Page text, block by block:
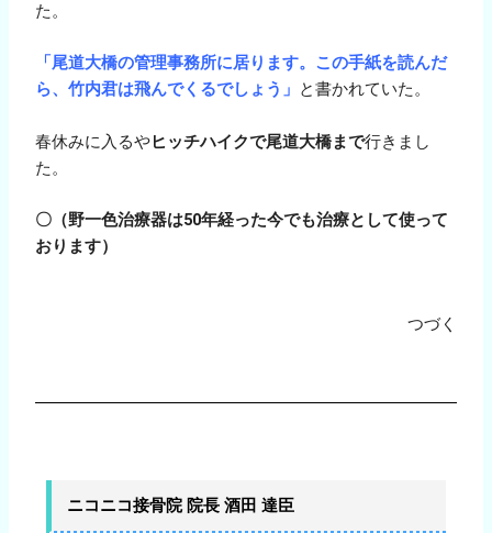
た。
「尾道大橋の管理事務所に居ります。この手紙を読んだ
ら、竹内君は飛んでくるでしょう」 と書かれていた。
春休みに入るやヒッチハイクで尾道大橋まで行きまし
た。
〇（野一色治療器は50年経った今でも治療として使って
おります）
つづく
ニコニコ接骨院 院長 酒田 達臣